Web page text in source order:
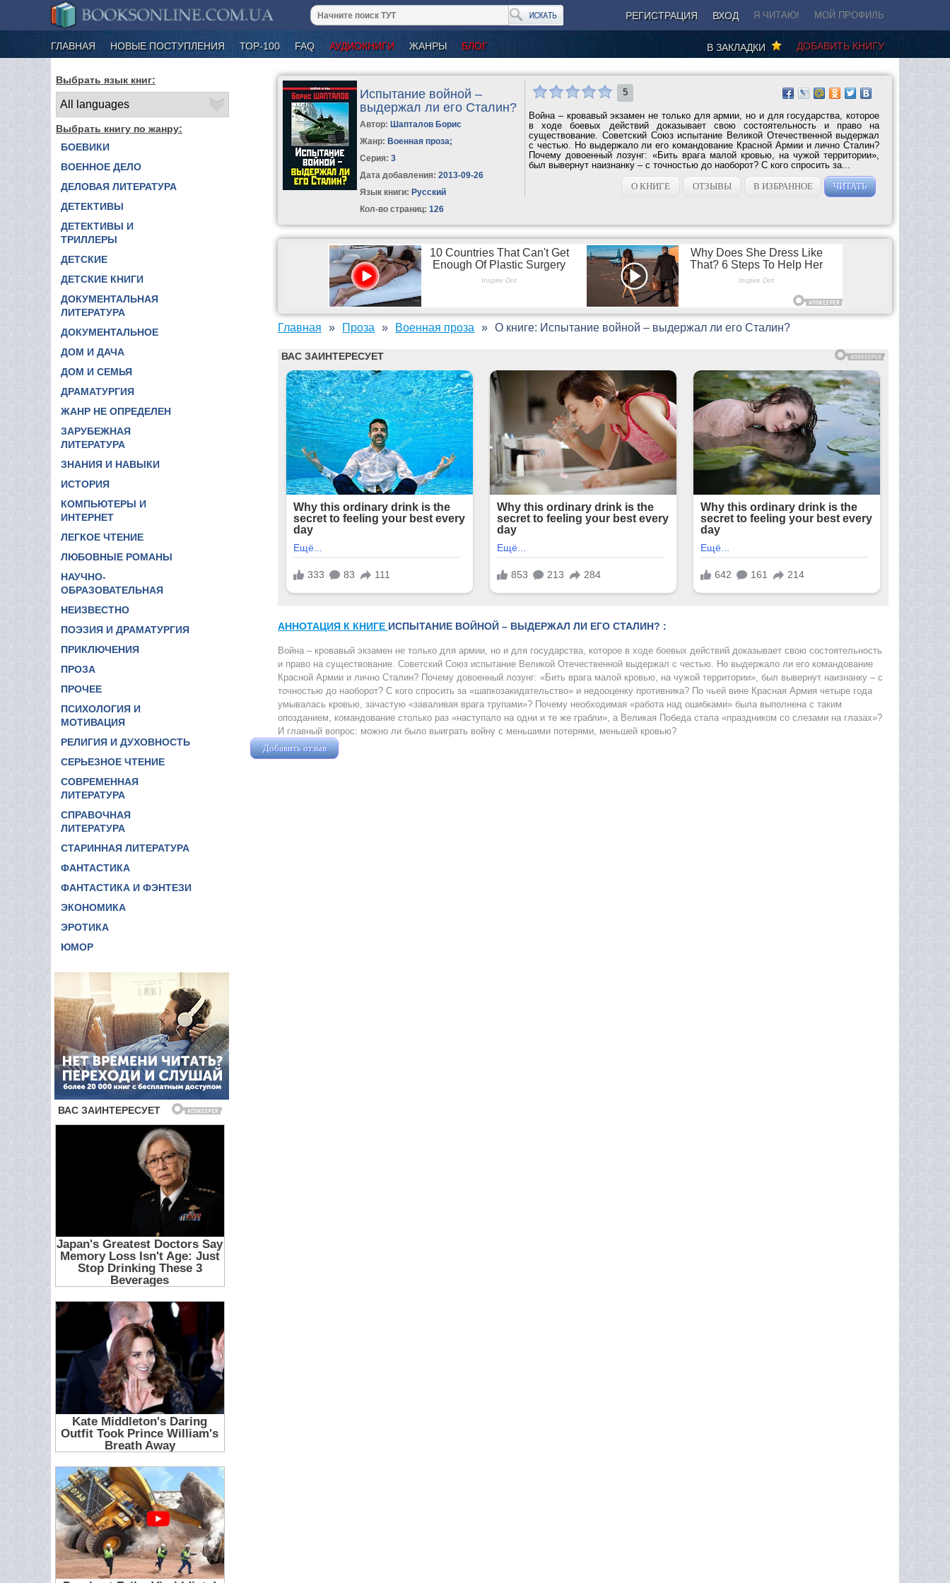
РЕГИСТРАЦИЯ ВХОД Я ЧИТАЮ! МОЙ ПРОФИЛЬ
ГЛАВНАЯ НОВЫЕ ПОСТУПЛЕНИЯ ТОР-100 FAQ АУДИОКНИГИ ЖАНРЫ БЛОГ ДОБАВИТЬ КНИГУ
В ЗАКЛАДКИ
Выбрать язык книг:
Выбрать книгу по жанру:
БОЕВИКИ
ВОЕННОЕ ДЕЛО
ДЕЛОВАЯ ЛИТЕРАТУРА
ДЕТЕКТИВЫ
ДЕТЕКТИВЫ И
ТРИЛЛЕРЫ
ДЕТСКИЕ
ДЕТСКИЕ КНИГИ
ДОКУМЕНТАЛЬНАЯ
ЛИТЕРАТУРА
ДОКУМЕНТАЛЬНОЕ
ДОМ И ДАЧА
ДОМ И СЕМЬЯ
ДРАМАТУРГИЯ
ЖАНР НЕ ОПРЕДЕЛЕН
ЗАРУБЕЖНАЯ
ЛИТЕРАТУРА
ЗНАНИЯ И НАВЫКИ
ИСТОРИЯ
КОМПЬЮТЕРЫ И
ИНТЕРНЕТ
ЛЕГКОЕ ЧТЕНИЕ
ЛЮБОВНЫЕ РОМАНЫ
НАУЧНО-
ОБРАЗОВАТЕЛЬНАЯ
НЕИЗВЕСТНО
ПОЭЗИЯ И ДРАМАТУРГИЯ
ПРИКЛЮЧЕНИЯ
ПРОЗА
ПРОЧЕЕ
ПСИХОЛОГИЯ И
МОТИВАЦИЯ
РЕЛИГИЯ И ДУХОВНОСТЬ
СЕРЬЕЗНОЕ ЧТЕНИЕ
СОВРЕМЕННАЯ
ЛИТЕРАТУРА
СПРАВОЧНАЯ
ЛИТЕРАТУРА
СТАРИННАЯ ЛИТЕРАТУРА
ФАНТАСТИКА
ФАНТАСТИКА И ФЭНТЕЗИ
ЭКОНОМИКА
ЭРОТИКА
ЮМОР
Испытание войной –
выдержал ли его Сталин?
Автор: Шапталов Борис
Жанр: Военная проза;
Серия:3
Дата добавления: 2013-09-26
Язык книги: Русский
Кол-во страниц: 126
5
Война – кровавый экзамен не только для армии, но и для государства, которое
в ходе боевых действий доказывает свою состоятельность и право на
существование. Советский Союз испытание Великой Отечественной выдержал
с честью. Но выдержало ли его командование Красной Армии и лично Сталин?
Почему довоенный лозунг: «Бить врага малой кровью, на чужой территории»,
был вывернут наизнанку – с точностью до наоборот? С кого спросить за...
О КНИГЕ
ОТЗЫВЫ В ИЗБРАННОЕ ЧИТАТЬ
Главная Проза Военная проза О книге: Испытание войной – выдержал ли его Сталин?
АННОТАЦИЯ К КНИГЕ ИСПЫТАНИЕ ВОЙНОЙ – ВЫДЕРЖАЛ ЛИ ЕГО СТАЛИН? :
Война – кровавый экзамен не только для армии, но и для государства, которое в ходе боевых действий доказывает свою состоятельность
и право на существование. Советский Союз испытание Великой Отечественной выдержал с честью. Но выдержало ли его командование
Красной Армии и лично Сталин? Почему довоенный лозунг: «Бить врага малой кровью, на чужой территории», был вывернут наизнанку – с
точностью до наоборот? С кого спросить за «шапкозакидательство» и недооценку противника? По чьей вине Красная Армия четыре года
умывалась кровью, зачастую «заваливая врага трупами»? Почему необходимая «работа над ошибками» была выполнена с таким
опозданием, командование столько раз «наступало на одни и те же грабли», а Великая Победа стала «праздником со слезами на глазах»?
И главный вопрос: можно ли было выиграть войну с меньшими потерями, меньшей кровью?
Добавить отзыв